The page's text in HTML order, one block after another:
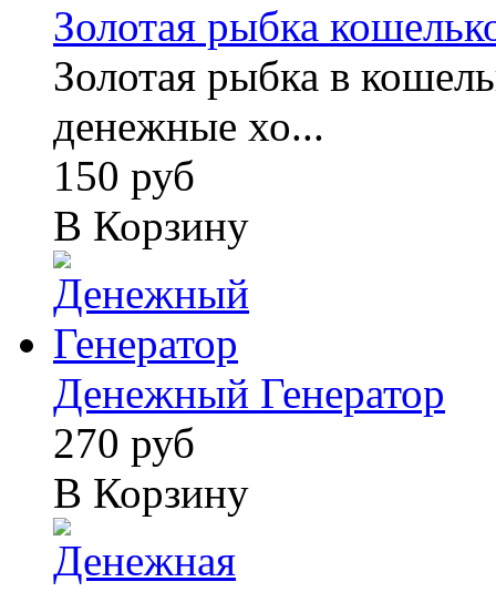
Золотая рыбка
Золотая рыбка в
денежные хо...
150 руб
В Корзину
Денежный Генератор
270 руб
В Корзину